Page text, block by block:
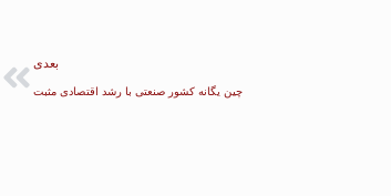
بعدی
چین یگانه کشور صنعتی با رشد اقتصادی مثبت